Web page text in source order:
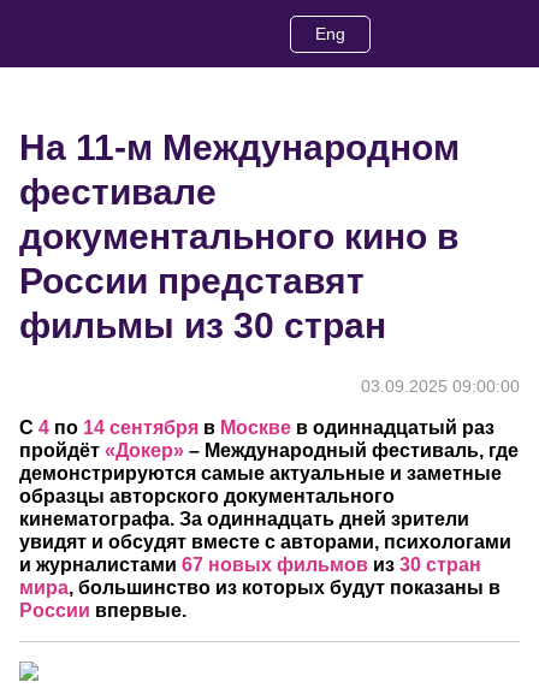
Eng
На 11-м Международном
фестивале
документального кино в
России представят
фильмы из 30 стран
03.09.2025 09:00:00
С 4 по 14 сентября в Москве в одиннадцатый раз
пройдёт «Докер» – Международный фестиваль, где
демонстрируются самые актуальные и заметные
образцы авторского документального
кинематографа. За одиннадцать дней зрители
увидят и обсудят вместе с авторами, психологами
и журналистами 67 новых фильмов из 30 стран
мира, большинство из которых будут показаны в
России впервые.